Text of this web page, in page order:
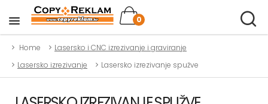
0
Home
Lasersko i CNC izrezivanje i graviranje
Lasersko izrezivanje
Lasersko izrezivanje spužve